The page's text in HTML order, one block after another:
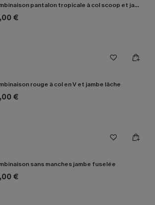
Combinaison pantalon tropicale à col scoop et jambe large
€
rouge à col en V et jambe lâche
€
sans manches jambe fuselée
€